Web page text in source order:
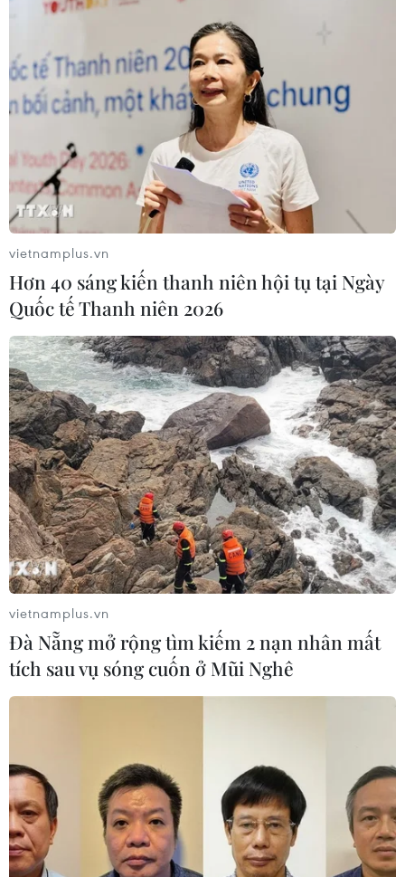
TIN CÙNG CHUYÊN MỤC
Trí tuệ nhân tạo tạo virus mới tiêu
diệt vi khuẩn kháng thuốc
Trung Quốc vượt Mỹ trở thành quốc
Nghị quyết số 57: Hành động đột
phá, lan tỏa kết quả
09/08/2026 05:44
vietnamplus.vn
Hơn 40 sáng kiến thanh niên hội tụ tại Ngày
Quốc tế Thanh niên 2026
vietnamplus.vn
Đà Nẵng mở rộng tìm kiếm 2 nạn nhân mất
tích sau vụ sóng cuốn ở Mũi Nghê